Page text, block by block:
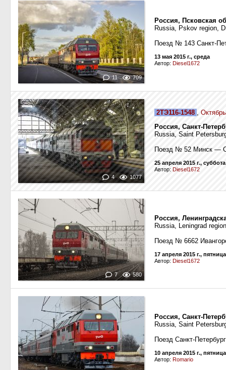
11 709
Россия, Псковская
Russia, Pskov region,
Поезд № 143 Санкт-
13 мая 2015 г., среда
Автор: Diesel1672
4 1077
2ТЭ116-1548 ,
Россия, Санкт-
Russia, Saint
Поезд № 52 Минск —
25 апреля 2015 г., суббота
Автор: Diesel1672
7 580
Россия,
Russia, Leningrad
Поезд № 6662
17 апреля 2015 г., пятница
Автор: Diesel1672
Россия, Санкт-
Russia, Saint
Поезд Санкт-
10 апреля 2015 г., пятница
Автор: Romario